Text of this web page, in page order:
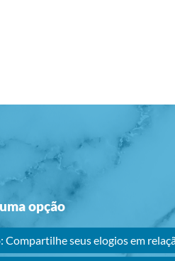
opção
Compartilhe seus elogios em